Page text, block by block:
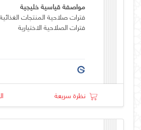
مواصفة قياسية خليجية
فترات صلاحية المنتجات
فترات الصلاحية الاختيارية
نظرة سريعة